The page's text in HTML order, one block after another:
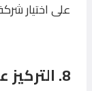
على اختيار
8. التركيز على معايير السلامة